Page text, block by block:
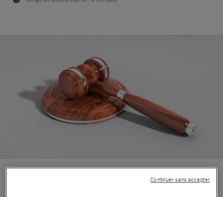
La Cour de cassation a rendu mercredi 24Continuer sans accepter